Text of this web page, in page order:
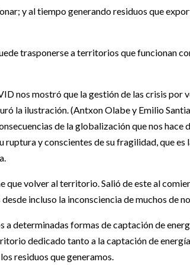
y al tiempo generando residuos que
trasponerse a territorios que funcionan
nos mostró que la gestión de las crisis por
la ilustración. (Antxon Olabe y Emilio
de la globalización que nos hace
ruptura y conscientes de su fragilidad, que
que volver al territorio. Salió de este al
incluso la inconsciencia de muchos de
a determinadas formas de captación de
dedicado tanto a la captación de
residuos que generamos.